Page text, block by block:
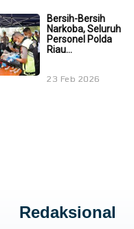
Bersih-Bersih
Narkoba, Seluruh
Personel Polda
Riau...
23 Feb 2026
Redaksional